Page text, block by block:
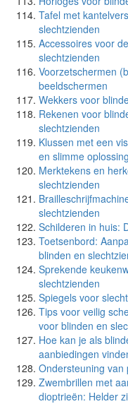
Tafel met
slechtzienden
Accessoires voor
slechtzienden
Voorzetschermen
beeldschermen
Wekkers voor
Rekenen voor
slechtzienden
Klussen met een
en slimme
Merktekens en
slechtzienden
slechtzienden
Schilderen in huis:
Toetsenbord:
blinden en
Sprekende
slechtzienden
Spiegels voor
Tips voor veilig
voor blinden en
Hoe kan je als
aanbiedingen
Ondersteuning van
Zwembrillen met
dioptrieën: Helder